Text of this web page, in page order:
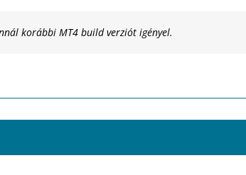
korábbi MT4 build verziót igényel.